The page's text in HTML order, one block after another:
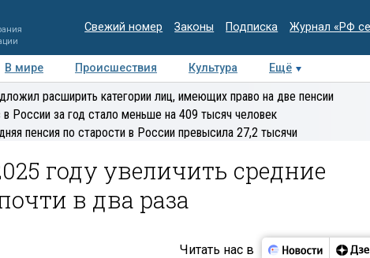
Свежий номер Законы Подписка Журнал «РФ
В мире Происшествия Культура
Ещё
Медиацентр Интервью Колумнисты
расширить категории лиц, имеющих право на две пенсии
в России за год стало меньше на 409 тысяч человек
пенсия по старости в России превысила 27,2 тысячи
году увеличить средние
в два раза
Читать нас в